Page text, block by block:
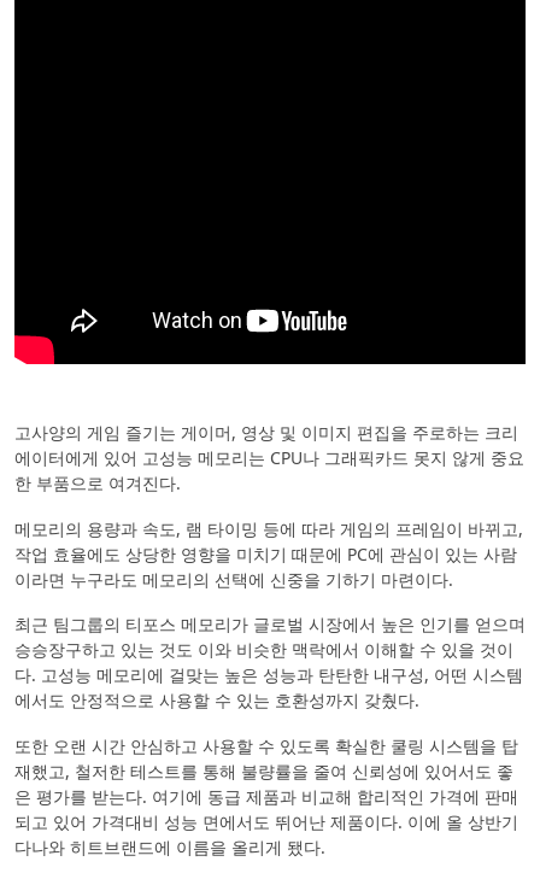
고사양의 게임 즐기는 게이머, 영상 및 이미지 편집을 주로하는 크리
에이터에게 있어 고성능 메모리는 CPU나 그래픽카드 못지 않게 중요
한 부품으로 여겨진다.
메모리의 용량과 속도, 램 타이밍 등에 따라 게임의 프레임이 바뀌고,
작업 효율에도 상당한 영향을 미치기 때문에 PC에 관심이 있는 사람
이라면 누구라도 메모리의 선택에 신중을 기하기 마련이다.
최근 팀그룹의 티포스 메모리가 글로벌 시장에서 높은 인기를 얻으며
승승장구하고 있는 것도 이와 비슷한 맥락에서 이해할 수 있을 것이
다. 고성능 메모리에 걸맞는 높은 성능과 탄탄한 내구성, 어떤 시스템
에서도 안정적으로 사용할 수 있는 호환성까지 갖췄다.
또한 오랜 시간 안심하고 사용할 수 있도록 확실한 쿨링 시스템을 탑
재했고, 철저한 테스트를 통해 불량률을 줄여 신뢰성에 있어서도 좋
은 평가를 받는다. 여기에 동급 제품과 비교해 합리적인 가격에 판매
되고 있어 가격대비 성능 면에서도 뛰어난 제품이다. 이에 올 상반기
다나와 히트브랜드에 이름을 올리게 됐다.